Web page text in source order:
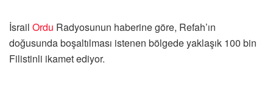
İsrail Ordu Radyosunun haberine göre, Refah’ın
doğusunda boşaltılması istenen bölgede yaklaşık 100 bin
Filistinli ikamet ediyor.